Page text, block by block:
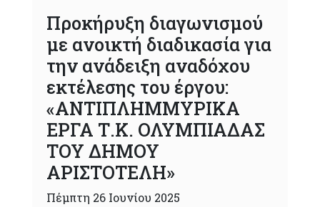
Προκήρυξη διαγωνισμού
με ανοικτή διαδικασία για
την ανάδειξη αναδόχου
εκτέλεσης του έργου:
«ΑΝΤΙΠΛΗΜΜΥΡΙΚΑ
ΕΡΓΑ Τ.Κ. ΟΛΥΜΠΙΑΔΑΣ
ΤΟΥ ΔΗΜΟΥ
ΑΡΙΣΤΟΤΕΛΗ»
Πέμπτη 26 Ιουνίου 2025